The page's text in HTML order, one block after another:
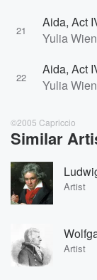
21
Yulia
22
Yulia
©2005 Capriccio
Similar
Artist
Artist